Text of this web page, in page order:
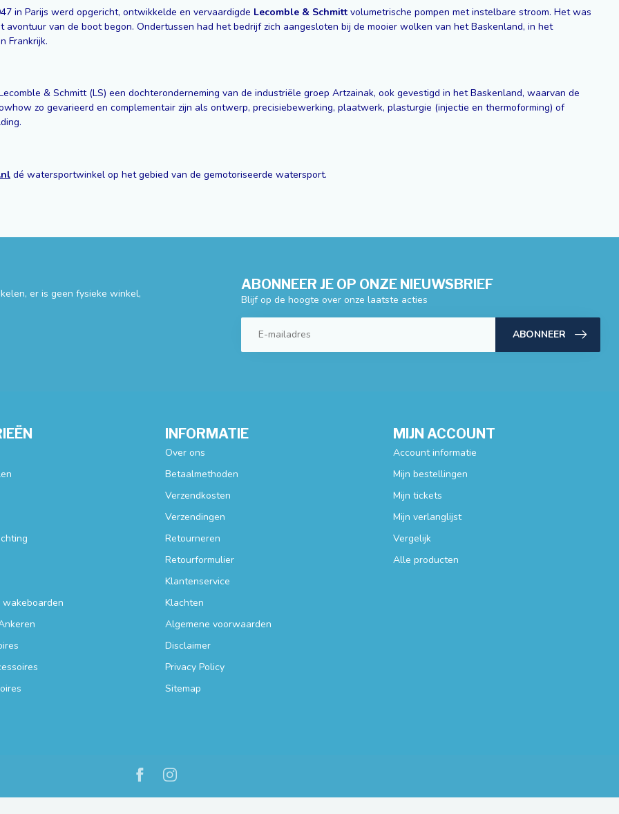
in Parijs werd opgericht, ontwikkelde en vervaardigde Lecomble & Schmitt volumetrische pompen met instelbare stroom. Het was
avontuur van de boot begon. Ondertussen had het bedrijf zich aangesloten bij de mooier wolken van het Baskenland, in het
Frankrijk.
& Schmitt (LS) een dochteronderneming van de industriële groep Artzainak, ook gevestigd in het Baskenland, waarvan de
zo gevarieerd en complementair zijn als ontwerp, precisiebewerking, plaatwerk, plasturgie (injectie en thermoforming) of
dé watersportwinkel op het gebied van de gemotoriseerde watersport.
er is geen fysieke winkel,
ABONNEER JE OP ONZE NIEUWSBRIEF
Blijf op de hoogte over onze laatste acties
ABONNEER
INFORMATIE
Over ons
Betaalmethoden
Verzendkosten
Verzendingen
Retourneren
Retourformulier
Klantenservice
Klachten
Algemene voorwaarden
Disclaimer
Privacy Policy
Sitemap
MIJN ACCOUNT
Account informatie
Mijn bestellingen
Mijn tickets
Mijn verlanglijst
Vergelijk
Alle producten